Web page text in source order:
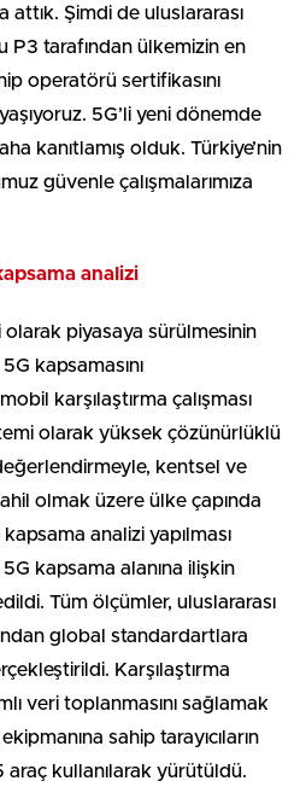
attık. Şimdi de uluslararası
P3 tarafından ülkemizin en
operatörü sertifikasını
5G’li yeni dönemde
kanıtlamış olduk. Türkiye’nin
güvenle çalışmalarımıza
analizi
olarak piyasaya sürülmesinin
kapsamasını
karşılaştırma çalışması
olarak yüksek çözünürlüklü
değerlendirmeyle, kentsel ve
olmak üzere ülke çapında
analizi yapılması
kapsama alanına ilişkin
Tüm ölçümler, uluslararası
global standardartlara
Karşılaştırma
veri toplanmasını sağlamak
sahip tarayıcıların
araç kullanılarak yürütüldü.